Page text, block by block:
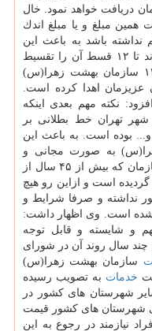
دریافت خواهد نمود. خال
مبلغ و یا مبلغ اندك
باشد به باعث این
لایحه سازمان بهشت زهرا(س) می تواند تا ۱۲ قسط آن را تقسیط
نماید. باید عنوان كنم كه در سال ۱۳۹۶ سازمان بهشت زهرا(س)
عزیزمان اهدا كرده است.
نكته مهم بعدی اینكه
تهران خط بطلانی بر
بوده است. به باعث این
به صورت مجانی و
حداكثر قیمت قبر در قطعات قدیمی سازمان كه بیش از ۴۵ سال از
۱۶ میلیون تعیین گردیده است و ازاین رو هیچ
نداشته و صرفا شرایط و
شده است. وی اظهار داشت:
و شایسته و قابل توجه
سال روند آن در شورای
سازمان بهشت زهرا(س)
خدمات به تصویب رسیده
شهرستان های كشور در
شهرستان های كشور قیمت
نیازمند در رجوع به این